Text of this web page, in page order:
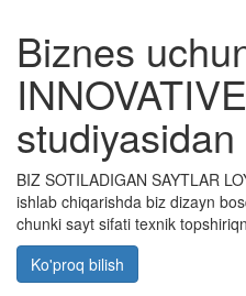
Biznes
studiyasidan
BIZ SOTILADIGAN SAYTLAR
ishlab chiqarishda biz dizayn
chunki sayt sifati texnik
Ko'proq bilish